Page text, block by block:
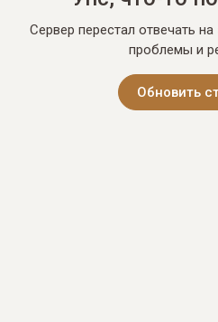
Сервер перестал отвечать
проблемы и
Обновить